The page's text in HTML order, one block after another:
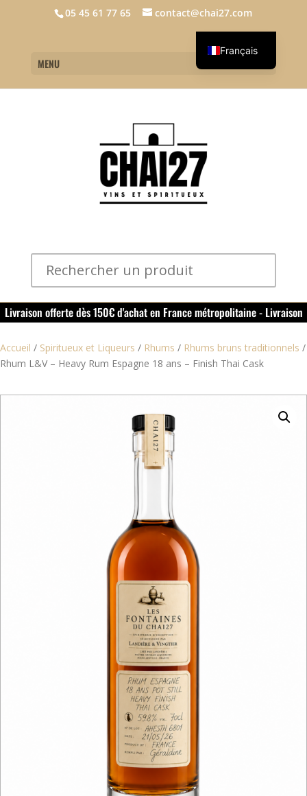
05 45 61 77 65 contact@chai27.com
MENU
Livraison offerte dès 150€ d'achat en France métropolitaine - Livraison
offerte dans le rouillacais (16) dès 50€ d'achat
Accueil / Spiritueux et Liqueurs / Rhums / Rhums bruns traditionnels /
Rhum L&V – Heavy Rum Espagne 18 ans – Finish Thai Cask
Français
English